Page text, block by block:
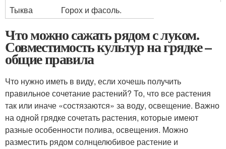
Тыква
Горох и фасоль.
Что можно сажать рядом с луком.
Совместимость культур на грядке –
общие правила
Что нужно иметь в виду, если хочешь получить
правильное сочетание растений? То, что все растения
так или иначе «состязаются» за воду, освещение. Важно
на одной грядке сочетать растения, которые имеют
разные особенности полива, освещения. Можно
разместить рядом солнцелюбивое растение и